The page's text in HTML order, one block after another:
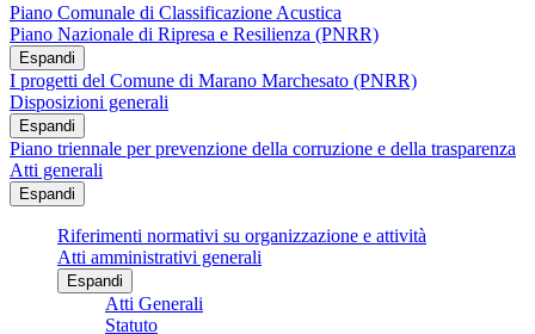
Piano Comunale di Classificazione Acustica
Piano Nazionale di Ripresa e Resilienza (PNRR)
Espandi
I progetti del Comune di Marano Marchesato (PNRR)
Disposizioni generali
Espandi
Piano triennale per prevenzione della corruzione e della trasparenza
Atti generali
Espandi
Riferimenti normativi su organizzazione e attività
Atti amministrativi generali
Espandi
Atti Generali
Statuto